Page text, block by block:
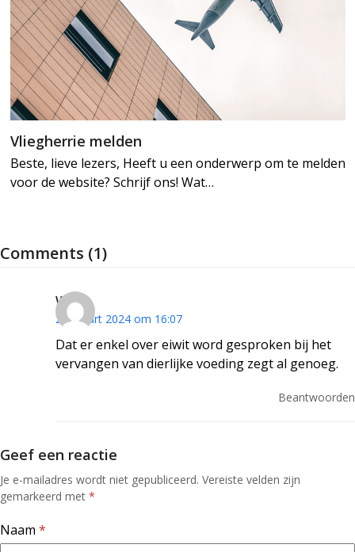
Vliegherrie melden
Beste, lieve lezers, Heeft u een onderwerp om te melden
voor de website? Schrijf ons! Wat…
Comments (1)
Wout
20 maart 2024 om 16:07
Dat er enkel over eiwit word gesproken bij het
vervangen van dierlijke voeding zegt al genoeg.
Beantwoorden
Geef een reactie
Je e-mailadres wordt niet gepubliceerd. Vereiste velden zijn
gemarkeerd met *
Naam *